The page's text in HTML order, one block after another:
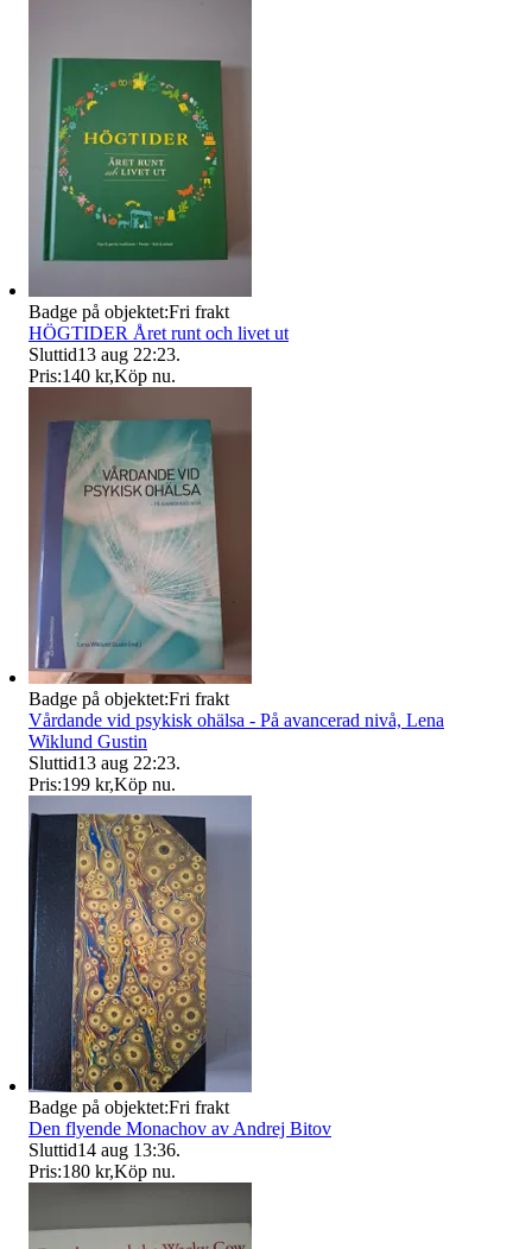
Badge på objektet:Fri frakt
HÖGTIDER Året runt och livet ut
Sluttid13 aug 22:23.
Pris:140 kr,Köp nu.
Badge på objektet:Fri frakt
Vårdande vid psykisk ohälsa - På avancerad nivå, Lena
Wiklund Gustin
Sluttid13 aug 22:23.
Pris:199 kr,Köp nu.
Badge på objektet:Fri frakt
Den flyende Monachov av Andrej Bitov
Sluttid14 aug 13:36.
Pris:180 kr,Köp nu.